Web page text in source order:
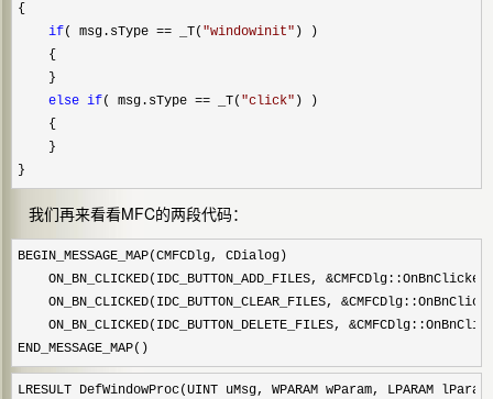
{
if( msg.sType == _T( "windowinit" ) )
    {
    }
else if( msg.sType == _T( "click" ) )
    {
    }
}
我们再来看看MFC的两段代码：
BEGIN_MESSAGE_MAP(CMFCDlg, CDialog)
    ON_BN_CLICKED(IDC_BUTTON_ADD_FILES,
&
    ON_BN_CLICKED(IDC_BUTTON_CLEAR_FILES,
&
    ON_BN_CLICKED(IDC_BUTTON_DELETE_FILES,
&
END_MESSAGE_MAP()
LRESULT DefWindowProc(UINT uMsg, WPARAM wParam, LPARAM